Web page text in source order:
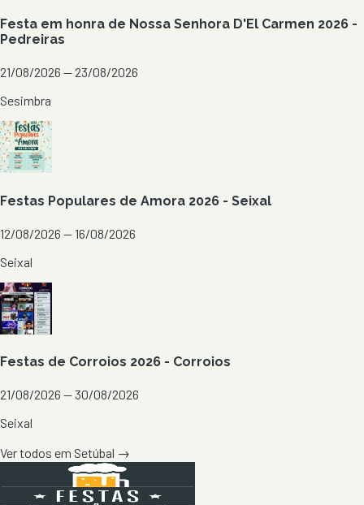
Festa em honra de Nossa Senhora D'El Carmen 2026 -
Pedreiras
21/08/2026 — 23/08/2026
Sesimbra
Festas Populares de Amora 2026 - Seixal
12/08/2026 — 16/08/2026
Seixal
Festas de Corroios 2026 - Corroios
21/08/2026 — 30/08/2026
Seixal
Ver todos em Setúbal →